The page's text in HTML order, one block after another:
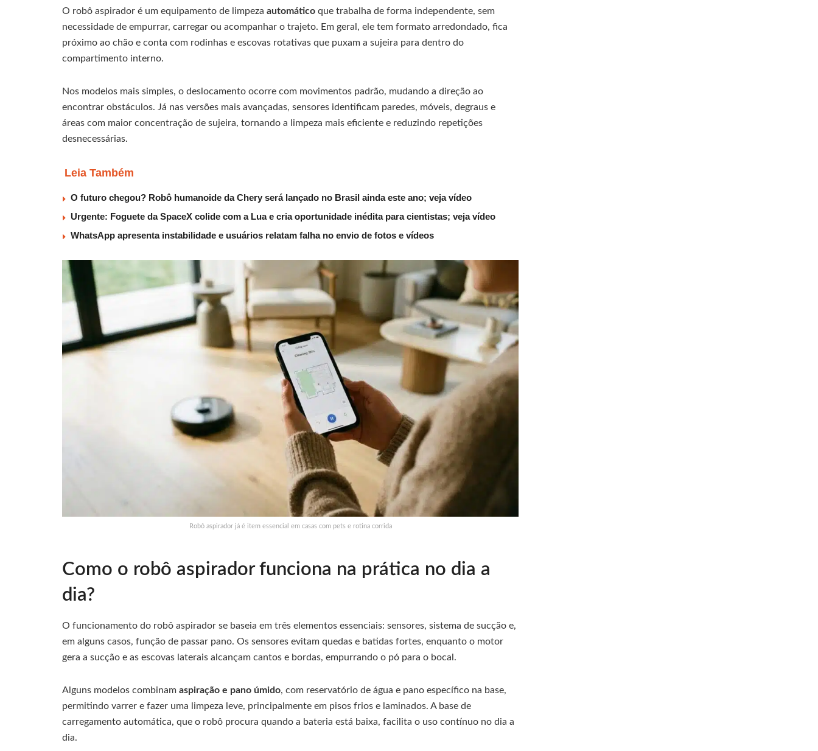
O robô aspirador é um equipamento de limpeza automático que trabalha de forma independente, sem
necessidade de empurrar, carregar ou acompanhar o trajeto. Em geral, ele tem formato arredondado, fica
próximo ao chão e conta com rodinhas e escovas rotativas que puxam a sujeira para dentro do
compartimento interno.
Nos modelos mais simples, o deslocamento ocorre com movimentos padrão, mudando a direção ao
encontrar obstáculos. Já nas versões mais avançadas, sensores identificam paredes, móveis, degraus e
áreas com maior concentração de sujeira, tornando a limpeza mais eficiente e reduzindo repetições
desnecessárias.
Leia Também
O futuro chegou? Robô humanoide da Chery será lançado no Brasil ainda este ano; veja vídeo
Urgente: Foguete da SpaceX colide com a Lua e cria oportunidade inédita para cientistas; veja vídeo
WhatsApp apresenta instabilidade e usuários relatam falha no envio de fotos e vídeos
Robô aspirador já é item essencial em casas com pets e rotina corrida
Como o robô aspirador funciona na prática no dia a
dia?
O funcionamento do robô aspirador se baseia em três elementos essenciais: sensores, sistema de sucção e,
em alguns casos, função de passar pano. Os sensores evitam quedas e batidas fortes, enquanto o motor
gera a sucção e as escovas laterais alcançam cantos e bordas, empurrando o pó para o bocal.
Alguns modelos combinam aspiração e pano úmido, com reservatório de água e pano específico na base,
permitindo varrer e fazer uma limpeza leve, principalmente em pisos frios e laminados. A base de
carregamento automática, que o robô procura quando a bateria está baixa, facilita o uso contínuo no dia a
dia.